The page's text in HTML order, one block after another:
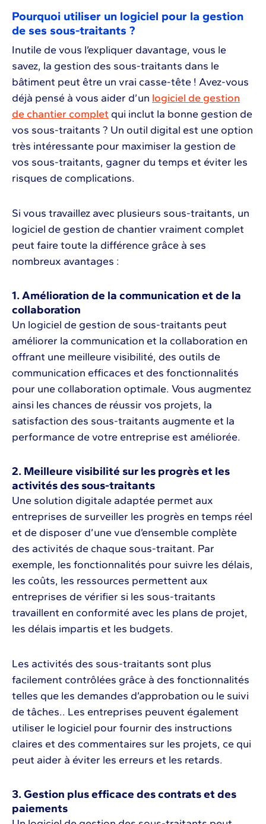
Pourquoi utiliser un logiciel pour la gestion
de ses sous-traitants ?
Inutile de vous l’expliquer davantage, vous le
savez, la gestion des sous-traitants dans le
bâtiment peut être un vrai casse-tête ! Avez-vous
déjà pensé à vous aider d’un logiciel de gestion
de chantier complet qui inclut la bonne gestion de
vos sous-traitants ? Un outil digital est une option
très intéressante pour maximiser la gestion de
vos sous-traitants, gagner du temps et éviter les
risques de complications.
Si vous travaillez avec plusieurs sous-traitants, un
logiciel de gestion de chantier vraiment complet
peut faire toute la différence grâce à ses
nombreux avantages :
1. Amélioration de la communication et de la
collaboration
Un logiciel de gestion de sous-traitants peut
améliorer la communication et la collaboration en
offrant une meilleure visibilité, des outils de
communication efficaces et des fonctionnalités
pour une collaboration optimale. Vous augmentez
ainsi les chances de réussir vos projets, la
satisfaction des sous-traitants augmente et la
performance de votre entreprise est améliorée.
2. Meilleure visibilité sur les progrès et les
activités des sous-traitants
Une solution digitale adaptée permet aux
entreprises de surveiller les progrès en temps réel
et de disposer d’une vue d’ensemble complète
des activités de chaque sous-traitant. Par
exemple, les fonctionnalités pour suivre les délais,
les coûts, les ressources permettent aux
entreprises de vérifier si les sous-traitants
travaillent en conformité avec les plans de projet,
les délais impartis et les budgets.
Les activités des sous-traitants sont plus
facilement contrôlées grâce à des fonctionnalités
telles que les demandes d’approbation ou le suivi
de tâches.. Les entreprises peuvent également
utiliser le logiciel pour fournir des instructions
claires et des commentaires sur les projets, ce qui
peut aider à éviter les erreurs et les retards.
3. Gestion plus efficace des contrats et des
paiements